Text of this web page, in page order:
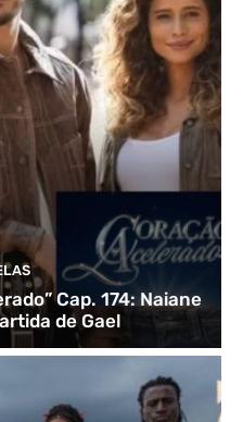
Cap. 174: Naiane
de Gael